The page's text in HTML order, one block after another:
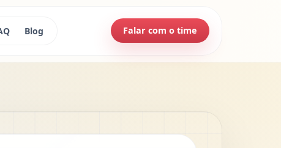
Blog Falar com o time